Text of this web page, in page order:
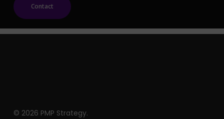
Contact
© 2026 PMP Strategy.